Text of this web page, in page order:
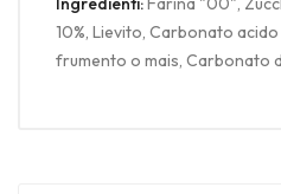
10%, Lievito, Carbonato
frumento o mais, Carbonato